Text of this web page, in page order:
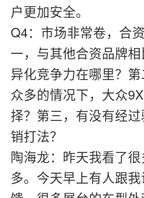
户更加安全。
Q4：市场非常卷，合
一，与其他合资品牌
异化竞争力在哪里？
众多的情况下，大众
择？第三，有没有经
销打法？
陶海龙： 昨天我看了
多。今天早上有人跟